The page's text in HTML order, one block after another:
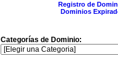
Registro de
Dominios
Categorías de Dominio: